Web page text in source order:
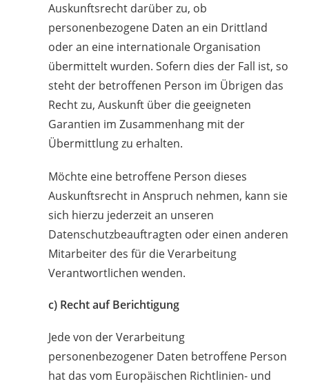
Auskunftsrecht darüber zu, ob
personenbezogene Daten an ein Drittland
oder an eine internationale Organisation
übermittelt wurden. Sofern dies der Fall ist, so
steht der betroffenen Person im Übrigen das
Recht zu, Auskunft über die geeigneten
Garantien im Zusammenhang mit der
Übermittlung zu erhalten.
Möchte eine betroffene Person dieses
Auskunftsrecht in Anspruch nehmen, kann sie
sich hierzu jederzeit an unseren
Datenschutzbeauftragten oder einen anderen
Mitarbeiter des für die Verarbeitung
Verantwortlichen wenden.
c) Recht auf Berichtigung
Jede von der Verarbeitung
personenbezogener Daten betroffene Person
hat das vom Europäischen Richtlinien- und